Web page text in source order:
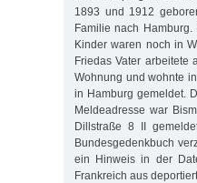
1893 und 1912
Familie nach
Kinder waren noch in
Friedas Vater arbeitete
Wohnung und wohnte
in Hamburg gemeldet.
Meldeadresse war
Dillstraße 8 II
Bundesgedenkbuch
ein Hinweis in der
Frankreich aus